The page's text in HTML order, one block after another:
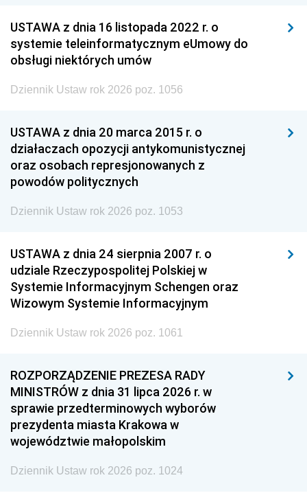
USTAWA z dnia 16 listopada 2022 r. o
systemie teleinformatycznym eUmowy do
obsługi niektórych umów
Dziennik Ustaw rok 2026 poz. 1056
USTAWA z dnia 20 marca 2015 r. o
działaczach opozycji antykomunistycznej
oraz osobach represjonowanych z
powodów politycznych
Dziennik Ustaw rok 2026 poz. 1053
USTAWA z dnia 24 sierpnia 2007 r. o
udziale Rzeczypospolitej Polskiej w
Systemie Informacyjnym Schengen oraz
Wizowym Systemie Informacyjnym
Dziennik Ustaw rok 2026 poz. 1061
ROZPORZĄDZENIE PREZESA RADY
MINISTRÓW z dnia 31 lipca 2026 r. w
sprawie przedterminowych wyborów
prezydenta miasta Krakowa w
województwie małopolskim
Dziennik Ustaw rok 2026 poz. 1024